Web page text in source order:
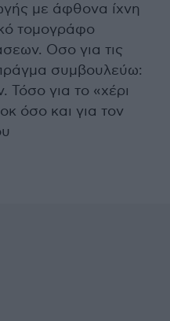
με άφθονα ίχνη
τομογράφο
Οσο για τις
συμβουλεύω:
Τόσο για το «χέρι
όσο και για τον